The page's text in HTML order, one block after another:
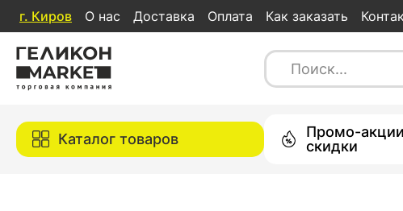
г. Киров О нас Доставка Оплата Как заказать
Каталог товаров
Промо-
скидки
Дрожжи для фруктовой браги «Сам себе